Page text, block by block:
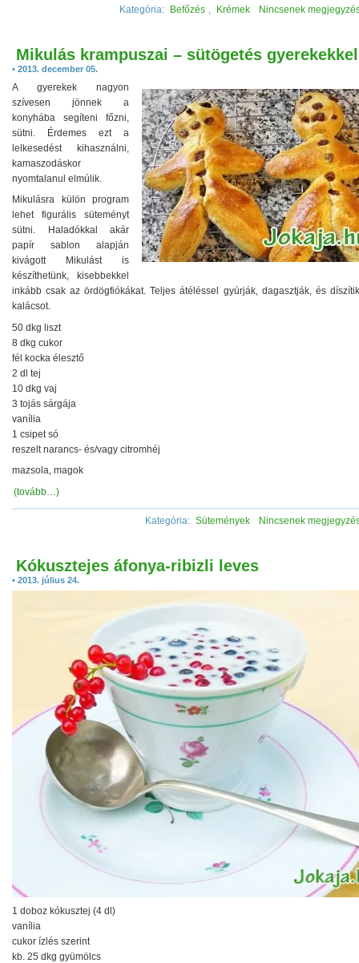
Kategória: Befőzés , Krémek Nincsenek
Mikulás krampuszai – sütögetés gyerekekkel
• 2013. december 05.
A gyerekek nagyon
szívesen jönnek a
konyhába segíteni főzni,
sütni. Érdemes ezt a
lelkesedést kihasználni,
kamaszodáskor
nyomtalanul elmúlik.
Mikulásra külön program
lehet figurális süteményt
sütni. Haladókkal akár
papír sablon alapján
kivágott Mikulást is
készíthetünk, kisebbekkel
inkább csak az ördögfiókákat. Teljes átéléssel gyúrják, dagasztják, és
kalácsot.
50 dkg liszt
8 dkg cukor
fél kocka élesztő
2 dl tej
10 dkg vaj
3 tojás sárgája
vanília
1 csipet só
reszelt narancs- és/vagy citromhéj
mazsola, magok
(tovább…)
Kategória: Sütemények Nincsenek
Kókusztejes áfonya-ribizli leves
• 2013. július 24.
1 doboz kókusztej (4 dl)
vanília
cukor ízlés szerint
kb. 25 dkg gyümölcs